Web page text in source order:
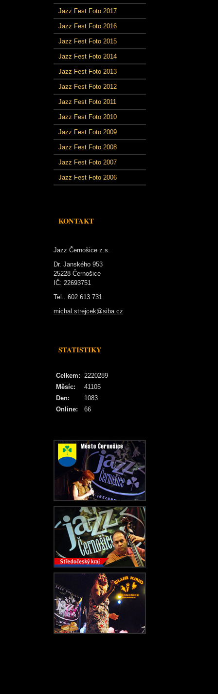
Jazz Fest Foto 2017
Jazz Fest Foto 2016
Jazz Fest Foto 2015
Jazz Fest Foto 2014
Jazz Fest Foto 2013
Jazz Fest Foto 2012
Jazz Fest Foto 2011
Jazz Fest Foto 2010
Jazz Fest Foto 2009
Jazz Fest Foto 2008
Jazz Fest Foto 2007
Jazz Fest Foto 2006
KONTAKT
Jazz Černošice z.s.
Dr. Janského 953
25228 Černošice
IČ: 22693751
Tel.: 602 613 731
michal.strejcek@siba.cz
STATISTIKY
Online: 66
Celkem: 2220289
Měsíc:
41105
Den:
1083